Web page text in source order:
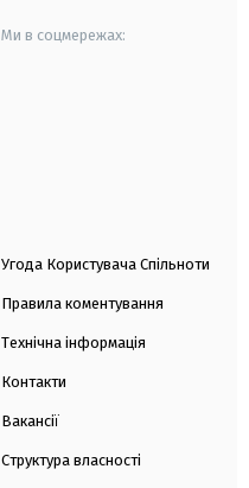
Ми в соцмережах:
Угода Користувача Спільноти
Правила коментування
Технічна інформація
Контакти
Вакансії
Структура власності